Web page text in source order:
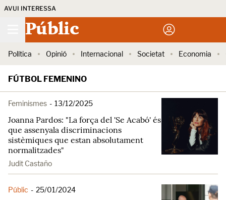
AVUI INTERESSA
Públic
Política Opinió Internacional Societat Economia
FÚTBOL FEMENINO
Feminismes - 13/12/2025
Joanna Pardos: "La força del 'Se Acabó' és
que assenyala discriminacions
sistèmiques que estan absolutament
normalitzades"
Judit Castaño
Públic - 25/01/2024